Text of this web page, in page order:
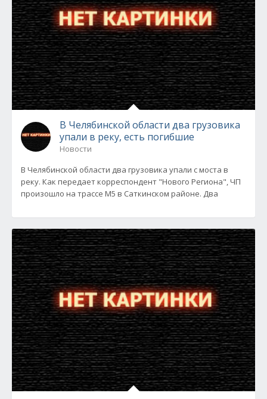
В Челябинской области два грузовика
упали в реку, есть погибшие
Новости
В Челябинской области два грузовика упали с моста в
реку. Как передает корреспондент "Нового Региона", ЧП
произошло на трассе М5 в Саткинском районе. Два